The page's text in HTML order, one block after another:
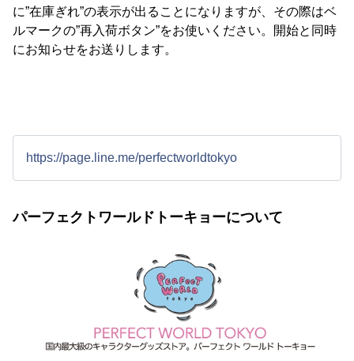
に”在庫ぎれ”の表示が出ることになりますが、その際はベ
ルマークの”再入荷ボタン”をお使いください。開始と同時
にお知らせをお送りします。
https://page.line.me/perfectworldtokyo
パーフェクトワールドトーキョーについて